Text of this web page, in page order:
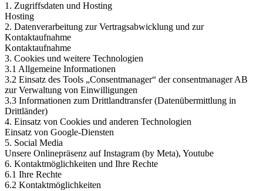
1. Zugriffsdaten und Hosting
Hosting
2. Datenverarbeitung zur Vertragsabwicklung und zur
Kontaktaufnahme
Kontaktaufnahme
3. Cookies und weitere Technologien
3.1 Allgemeine Informationen
3.2 Einsatz des Tools „Consentmanager“ der consentmanager AB
zur Verwaltung von Einwilligungen
3.3 Informationen zum Drittlandtransfer (Datenübermittlung in
Drittländer)
4. Einsatz von Cookies und anderen Technologien
Einsatz von Google-Diensten
5. Social Media
Unsere Onlinepräsenz auf Instagram (by Meta), Youtube
6. Kontaktmöglichkeiten und Ihre Rechte
6.1 Ihre Rechte
6.2 Kontaktmöglichkeiten